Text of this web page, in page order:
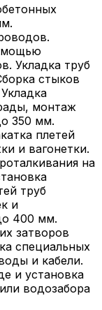
Укладка труб
стыков
монтаж
350 мм.
плетей
и вагонетки.
на
труб
и
400 мм.
затворов
специальных
и кабели.
и установка
водозабора